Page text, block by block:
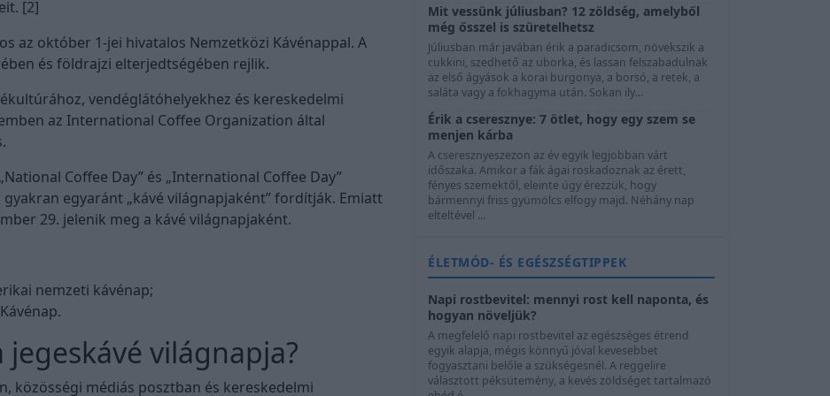
[2]
az október 1-jei hivatalos Nemzetközi Kávénappal. A
és földrajzi elterjedtségében rejlik.
vendéglátóhelyekhez és kereskedelmi
az International Coffee Organization által
Coffee Day” és „International Coffee Day”
egyaránt „kávé világnapjaként” fordítják. Emiatt
29. jelenik meg a kávé világnapjaként.
nemzeti kávénap;
jegeskávé világnapja?
közösségi médiás posztban és kereskedelmi
Mit vessünk júliusban? 12 zöldség, amelyből
még ősszel is szüretelhetsz
Júliusban már javában érik a paradicsom, növekszik a
cukkini, szedhető az uborka, és lassan felszabadulnak
az első ágyások a korai burgonya, a borsó, a retek, a
saláta vagy a fokhagyma után. Sokan ily...
Érik a cseresznye: 7 ötlet, hogy egy szem se
menjen kárba
A cseresznyeszezon az év egyik legjobban várt
időszaka. Amikor a fák ágai roskadoznak az érett,
fényes szemektől, eleinte úgy érezzük, hogy
bármennyi friss gyümölcs elfogy majd. Néhány nap
elteltével ...
ÉLETMÓD- ÉS EGÉSZSÉGTIPPEK
Napi rostbevitel: mennyi rost kell naponta, és
hogyan növeljük?
A megfelelő napi rostbevitel az egészséges étrend
egyik alapja, mégis könnyű jóval kevesebbet
fogyasztani belőle a szükségesnél. A reggelire
választott péksütemény, a kevés zöldséget tartalmazó